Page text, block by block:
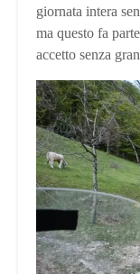
giornata intera
ma questo fa
accetto senza